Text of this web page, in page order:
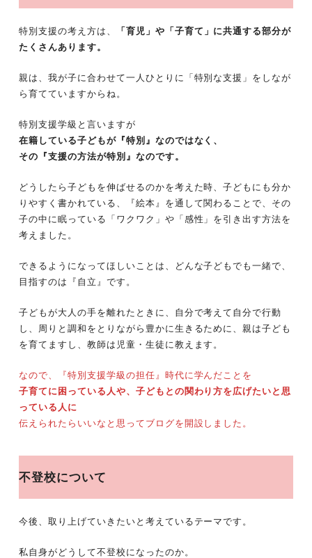
特別支援の考え方は、
「育児」や「子育て」に共通する部分が
たくさんあります。
親は、我が子に合わせて一人ひとりに「特別な支援」をしなが
ら育てていますからね。
特別支援学級と言いますが
在籍している子どもが『特別』なのではなく、
その『支援の方法が特別』なのです。
どうしたら子どもを伸ばせるのかを考えた時、子どもにも分か
りやすく書かれている、『絵本』を通して関わることで、その
子の中に眠っている「ワクワク」や「感性」を引き出す方法を
考えました。
できるようになってほしいことは、どんな子どもでも一緒で、
目指すのは『自立』です。
子どもが大人の手を離れたときに、自分で考えて自分で行動
し、周りと調和をとりながら豊かに生きるために、親は子ども
を育てますし、教師は児童・生徒に教えます。
なので、『特別支援学級の担任』時代に学んだことを
子育てに困っている人や、子どもとの関わり方を広げたいと思
っている人に
伝えられたらいいなと思ってブログを開設しました。
不登校について
今後、取り上げていきたいと考えているテーマです。
私自身がどうして不登校になったのか。